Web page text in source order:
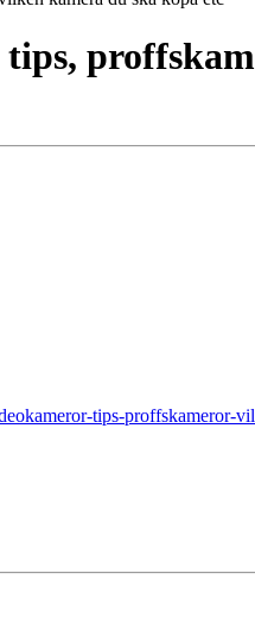
tips-proffskameror-